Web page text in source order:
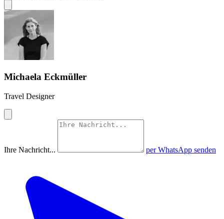
Michaela Eckmüller
Travel Designer
Ihre Nachricht... per WhatsApp senden